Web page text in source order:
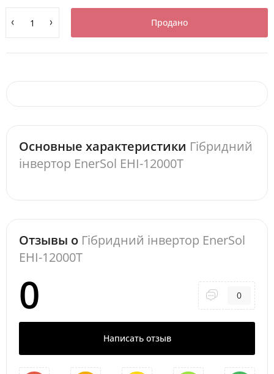
Продано
Основные характеристики Гібридний
інвертор EnerSol EHI-12000T
Отзывы о Гібридний інвертор EnerSol
EHI-12000T
0 0
Написать отзыв